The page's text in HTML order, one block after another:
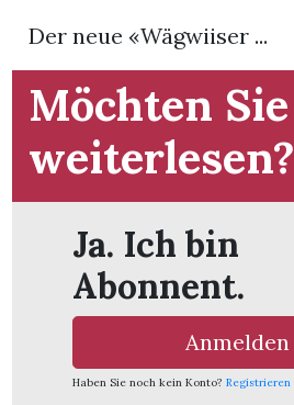
Bremgarten
Der neue «Wägwiiser ...
Möchten Sie
weiterlesen?
Ja. Ich bin
Abonnent.
Anmelden
Haben Sie noch kein Konto? Registrieren